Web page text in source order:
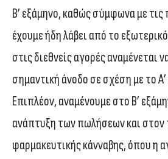
Β’ εξάμηνο, καθώς σύμφωνα με τις
έχουμε ήδη λάβει από το
στις διεθνείς αγορές αναμένεται
σημαντική άνοδο σε σχέση με το
Επιπλέον, αναμένουμε στο Β’
ανάπτυξη των πωλήσεων και στον
φαρμακευτικής κάνναβης, όπου η